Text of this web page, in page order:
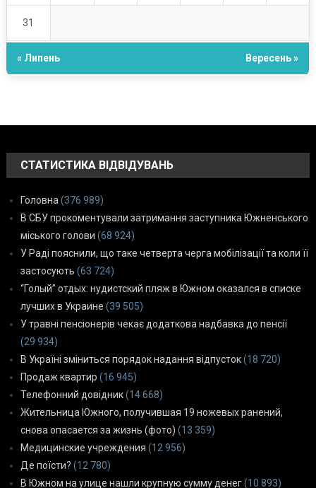
31
« Липень Вересень »
СТАТИСТИКА ВІДВІДУВАНЬ
Головна (376 989)
В СБУ прокоментували затримання заступника Южненського
міського голови (68 924)
У Раді пояснили, що таке четверта черга мобілізації та коли її
застосують (63 724)
“Голый” отдых: нудистский пляж в Южном оказался в списке
лучших в Украине (39 505)
У травні пенсіонерів чекає додаткова надбавка до пенсії
(29 934)
В Україні зміниться порядок надання відпусток(18 720)
Продаж квартир (16 945)
Телефонний довідник(14 668)
Жительница Южного, получившая 19 ножевых ранений,
снова опасается за жизнь (фото) (13 359)
Медицинские учреждения (12 956)
Де поїсти? (12 780)
В Южном на улице нашли крупную сумму денег(10 893)